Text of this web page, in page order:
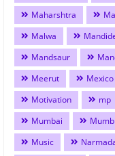
Maharshtra
Malwa
Mandsaur
Meerut
Mexico
Motivation
mp
Mumbai
Mumbi
Music